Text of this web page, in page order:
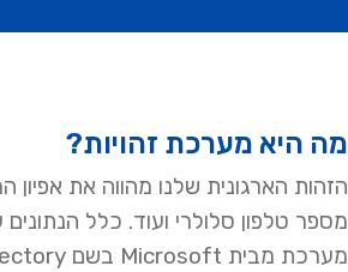
מה היא מערכת זהויות?
הזהות הארגונית שלנו מהווה את
מערכת מבית Microsoft בשם Active Directory.